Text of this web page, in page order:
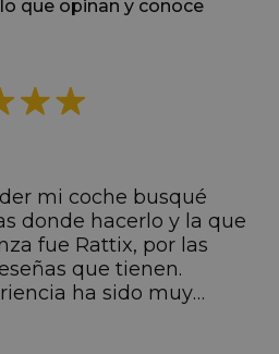
que opinan y conoce
mi coche busqué
donde hacerlo y la que
fue Rattix, por las
que tienen.
ha sido muy
siempre muy atenta
mi hermana se